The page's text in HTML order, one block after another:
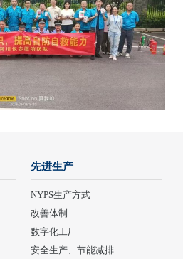
先进生产
NYPS生产方式
改善体制
数字化工厂
安全生产、节能减排